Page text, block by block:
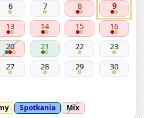
6 7 8
9
13 14 15
16
20 21 22
23
27 28 29
30
Spotkania Mix